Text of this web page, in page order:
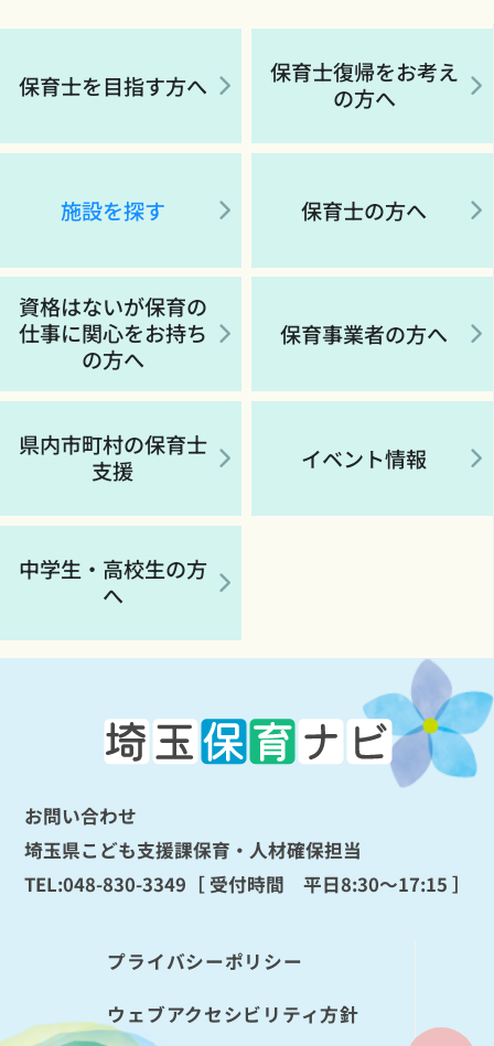
保育士を目指す方へ
保育士復帰をお考え
の方へ
施設を探す 保育士の方へ
資格はないが保育の
仕事に関心をお持ち
の方へ
保育事業者の方へ
県内市町村の保育士
支援
イベント情報
中学生・高校生の方
へ
お問い合わせ
埼玉県こども支援課保育・人材確保担当
TEL:048-830-3349 ［ 受付時間 平日8:30～17:15 ］
プライバシーポリシー
ウェブアクセシビリティ方針